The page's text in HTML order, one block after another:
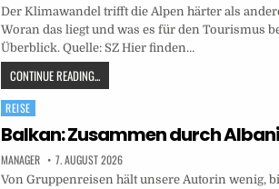
Der Klimawandel trifft die Alpen härter als
Woran das liegt und was es für den Tourismus
Überblick. Quelle: SZ Hier finden…
CONTINUE READING...
Posted
in
REISE
Balkan: Zusammen durch
MANAGER 7. AUGUST 2026
Von Gruppenreisen hält unsere Autorin wenig,